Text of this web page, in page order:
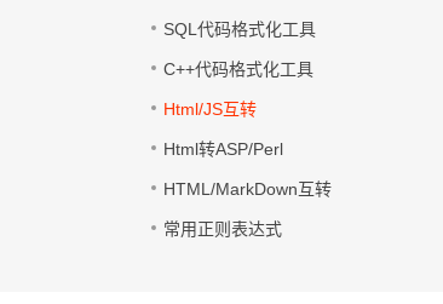
SQL代码格式化工具
C++代码格式化工具
Html/JS互转
Html转ASP/Perl
HTML/MarkDown互转
常用正则表达式